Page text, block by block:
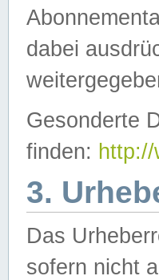
dabei
Gesonderte
finden:
3.
Das
sofern nicht